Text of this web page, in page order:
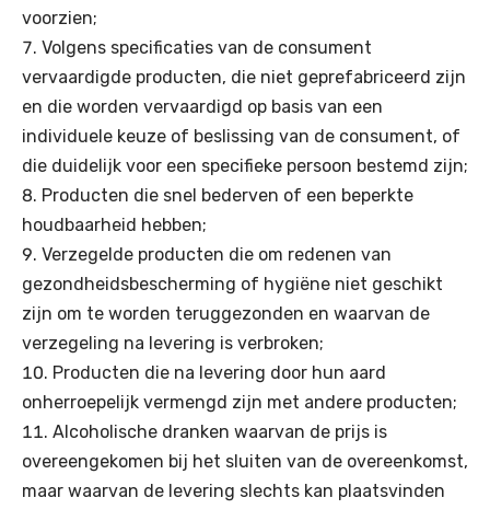
voorzien;
Volgens specificaties van de consument
vervaardigde producten, die niet geprefabriceerd zijn
en die worden vervaardigd op basis van een
individuele keuze of beslissing van de consument, of
die duidelijk voor een specifieke persoon bestemd zijn;
Producten die snel bederven of een beperkte
houdbaarheid hebben;
Verzegelde producten die om redenen van
gezondheidsbescherming of hygiëne niet geschikt
zijn om te worden teruggezonden en waarvan de
verzegeling na levering is verbroken;
Producten die na levering door hun aard
onherroepelijk vermengd zijn met andere producten;
Alcoholische dranken waarvan de prijs is
overeengekomen bij het sluiten van de overeenkomst,
maar waarvan de levering slechts kan plaatsvinden